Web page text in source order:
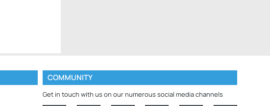
COMMUNITY
Get in touch with us on our numerous social media channels